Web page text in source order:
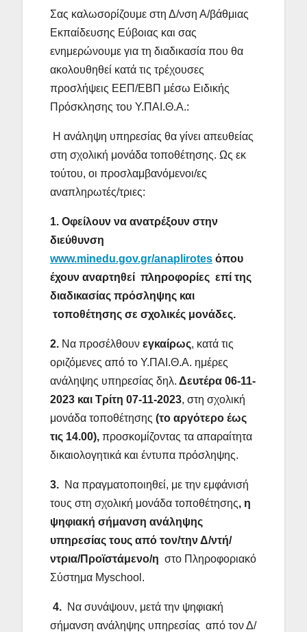
Σας καλωσορίζουμε στη Δ/νση Α/βάθμιας
Εκπαίδευσης Εύβοιας και σας
ενημερώνουμε για τη διαδικασία που θα
ακολουθηθεί κατά τις τρέχουσες
προσλήψεις ΕΕΠ/ΕΒΠ μέσω Ειδικής
Πρόσκλησης του Υ.ΠΑΙ.Θ.Α.:
Η ανάληψη υπηρεσίας θα γίνει απευθείας
στη σχολική μονάδα τοποθέτησης. Ως εκ
τούτου, οι προσλαμβανόμενοι/ες
αναπληρωτές/τριες:
1. Οφείλουν να ανατρέξουν στην
διεύθυνση
www.minedu.gov.gr/anaplirotes όπου
έχουν αναρτηθεί πληροφορίες επί της
διαδικασίας πρόσληψης και
τοποθέτησης σε σχολικές μονάδες.
2. Να προσέλθουν εγκαίρως, κατά τις
οριζόμενες από το Υ.ΠΑΙ.Θ.Α. ημέρες
ανάληψης υπηρεσίας δηλ. Δευτέρα 06-11-
2023 και Τρίτη 07-11-2023, στη σχολική
μονάδα τοποθέτησης (το αργότερο έως
τις 14.00), προσκομίζοντας τα απαραίτητα
δικαιολογητικά και έντυπα πρόσληψης.
3. Να πραγματοποιηθεί, με την εμφάνισή
τους στη σχολική μονάδα τοποθέτησης, η
ψηφιακή σήμανση ανάληψης
υπηρεσίας τους από τον/την Δ/ντή/
ντρια/Προϊστάμενο/η στο Πληροφοριακό
Σύστημα Myschool.
4. Να συνάψουν, μετά την ψηφιακή
σήμανση ανάληψης υπηρεσίας από τον Δ/